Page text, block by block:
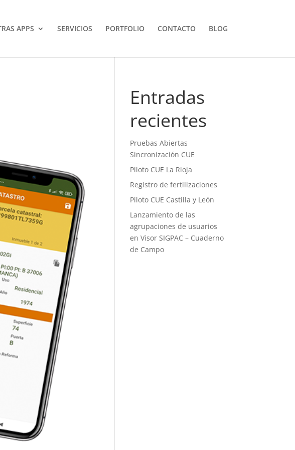
APPS SERVICIOS PORTFOLIO CONTACTO BLOG
Entradas
recientes
Pruebas Abiertas
Sincronización CUE
Piloto CUE La Rioja
Registro de fertilizaciones
Piloto CUE Castilla y León
Lanzamiento de las
agrupaciones de usuarios
en Visor SIGPAC – Cuaderno
de Campo